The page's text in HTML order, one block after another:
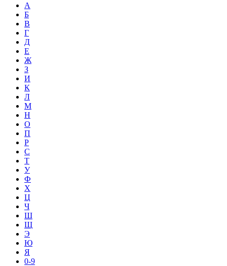
А
Б
В
Г
Д
Е
Ж
З
И
К
Л
М
Н
О
П
Р
С
Т
У
Ф
Х
Ц
Ч
Ш
Щ
Э
Ю
Я
0-9